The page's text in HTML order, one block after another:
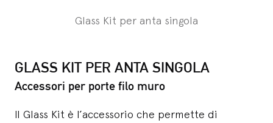
Glass Kit per anta singola
GLASS KIT PER ANTA SINGOLA
Accessori per porte filo muro
ll Glass Kit è l’accessorio che permette di